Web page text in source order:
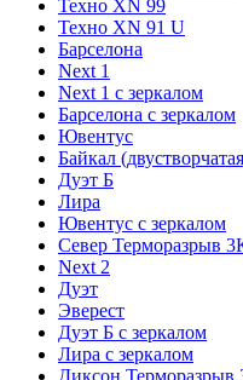
Техно XN 99
Техно XN 91 U
Барселона
Next 1
Next 1 с зеркалом
Барселона с зеркалом
Ювентус
Байкал
Дуэт Б
Лира
Ювентус с зеркалом
Север Терморазрыв
Next 2
Дуэт
Эверест
Дуэт Б с зеркалом
Лира с зеркалом
Диксон Терморазрыв